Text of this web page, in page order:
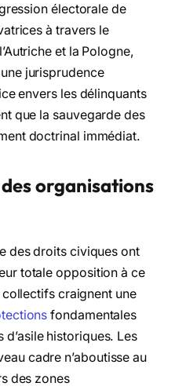
électorale de
à travers le
et la Pologne,
jurisprudence
envers les délinquants
que la sauvegarde des
doctrinal immédiat.
organisations
des droits civiques ont
totale opposition à ce
craignent une
fondamentales
historiques. Les
cadre n’aboutisse au
des zones